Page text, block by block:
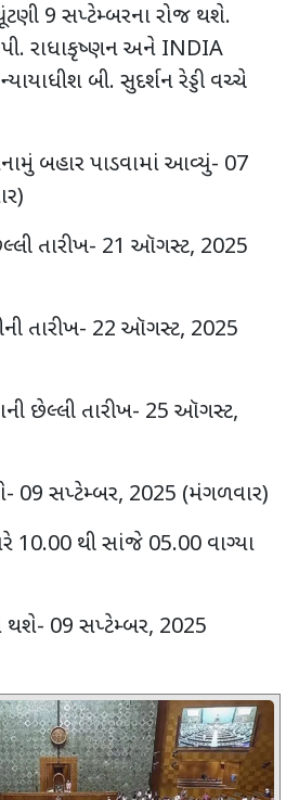
9 સપ્ટેમ્બરના રોજ થશે.
રાધાકૃષ્ણન અને INDIA
બી. સુદર્શન રેડ્ડી વચ્ચે
બહાર પાડવામાં આવ્યું- 07
તારીખ- 21 ઑગસ્ટ, 2025
તારીખ- 22 ઑગસ્ટ, 2025
છેલ્લી તારીખ- 25 ઑગસ્ટ,
09 સપ્ટેમ્બર, 2025 (મંગળવાર)
10.00 થી સાંજે 05.00 વાગ્યા
થશે- 09 સપ્ટેમ્બર, 2025